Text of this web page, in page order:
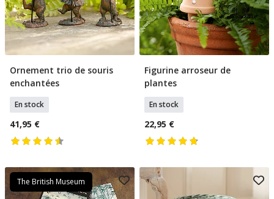
Ajouter Au Panier
Ornement trio de souris
enchantées
En stock
41,95 €
Ajouter Au Panier
Figurine arroseur de
plantes
En stock
22,95 €
The British Museum